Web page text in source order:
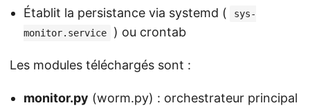
Établit la persistance via systemd (
sys-
monitor.service
) ou crontab
Les modules téléchargés sont :
monitor.py (worm.py) : orchestrateur principal